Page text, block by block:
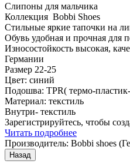
Слипоны для мальчика
Коллекция Bobbi Shoes
Стильные яркие тапочки на
Обувь удобная и прочная для
Износостойкость высокая,
Германии
Размер 22-25
Цвет: синий
Подошва: TPR( термо-
Материал: текстиль
Внутри- текстиль
Зарегистрируйтесь, чтобы
Читать подробнее
Производитель: Bobbi shoes